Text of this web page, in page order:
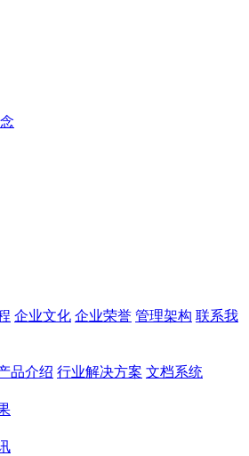
企业文化 企业荣誉 管理架构 联系我
品介绍 行业解决方案 文档系统